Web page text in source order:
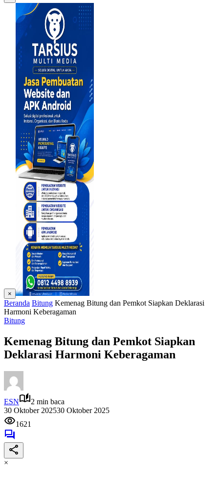
×
Beranda Bitung Kemenag Bitung dan Pemkot Siapkan Deklarasi
Harmoni Keberagaman
Bitung
Kemenag Bitung dan Pemkot Siapkan
Deklarasi Harmoni Keberagaman
ESN
2 min baca
30 Oktober 202530 Oktober 2025
1621
×